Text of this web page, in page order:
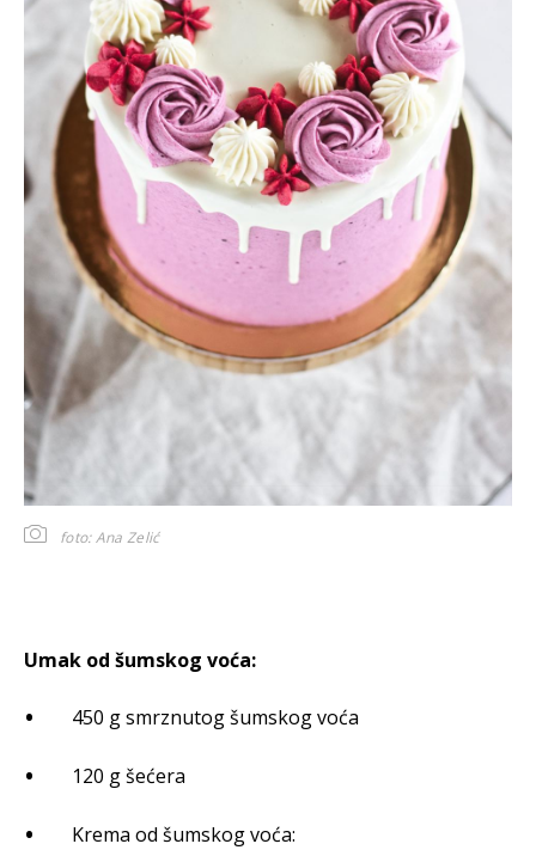
foto: Ana Zelić
Umak od šumskog voća:
450 g smrznutog šumskog voća
120 g šećera
Krema od šumskog voća: